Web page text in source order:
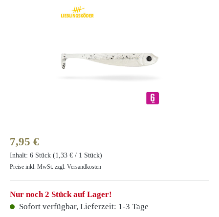
Regulärer Preis:
7,95 €
Inhalt: 6 Stück (1,33 € / 1 Stück)
Preise inkl. MwSt. zzgl. Versandkosten
Nur noch 2 Stück auf Lager!
Sofort verfügbar, Lieferzeit: 1-3 Tage